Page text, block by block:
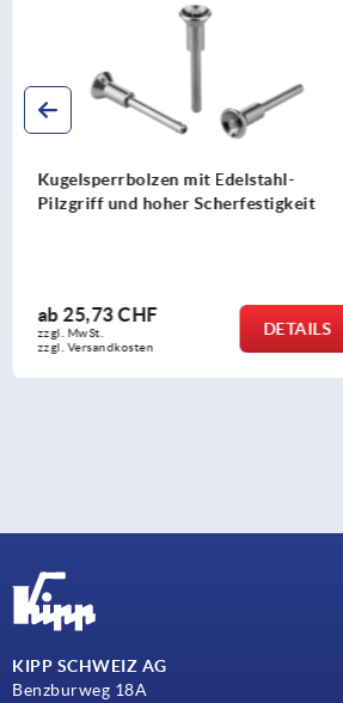
Kugelsperrbolzen mit hoher
Scherfestigkeit
ab17,31 CHF
zzgl. MwSt.
zzgl. Versandkosten
DETAILS
KIPP SCHWEIZ AG
Benzburweg 18A